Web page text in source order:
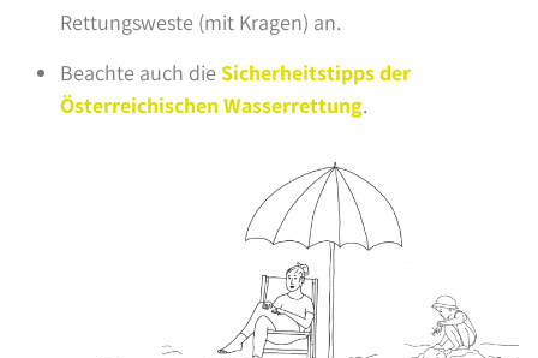
Rettungsweste (mit Kragen) an.
Beachte auch die Sicherheitstipps der
Österreichischen Wasserrettung.